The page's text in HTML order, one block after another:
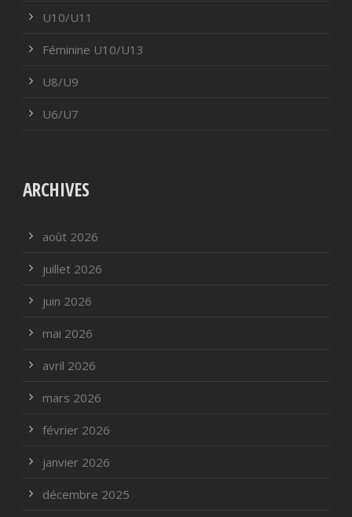
U10/U11
Féminine U10/U13
U8/U9
U6/U7
ARCHIVES
août 2026
juillet 2026
juin 2026
mai 2026
avril 2026
mars 2026
février 2026
janvier 2026
décembre 2025